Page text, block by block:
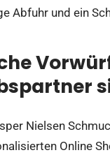
Abfuhr und ein
Nielsen
Online